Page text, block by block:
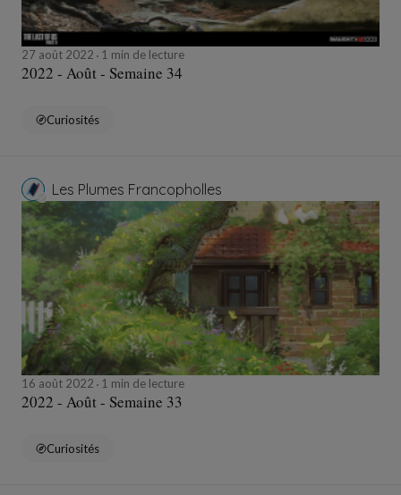
27 août 2022 1 min de lecture
2022 - Août - Semaine 34
Curiosités
Les Plumes Francopholles
16 août 2022 1 min de lecture
2022 - Août - Semaine 33
Curiosités